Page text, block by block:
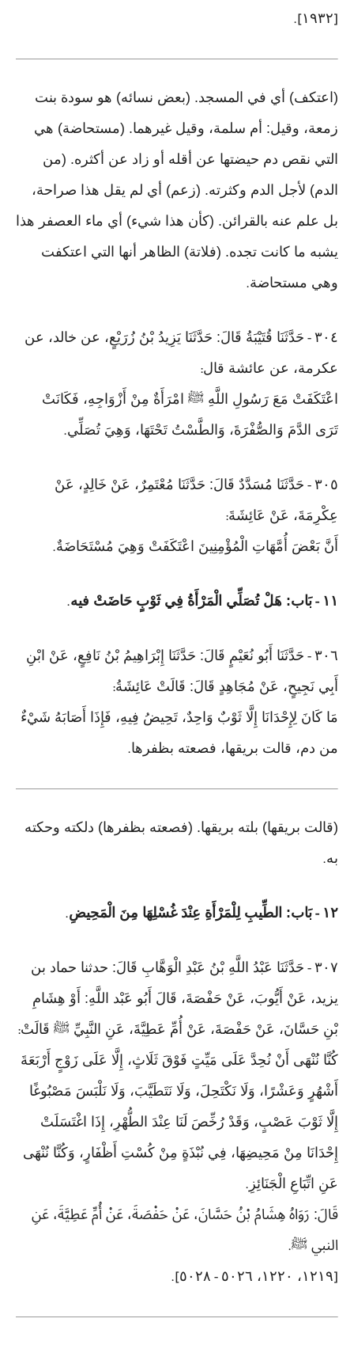
[١٩٣٢].
(اعتكف) أي في المسجد. (بعض نسائه) هو سودة بنت
زمعة، وقيل: أم سلمة، وقيل غيرهما. (مستحاضة) هي
التي نقص دم حيضتها عن أقله أو زاد عن أكثره. (من
الدم) لأجل الدم وكثرته. (زعم) أي لم يقل هذا صراحة،
بل علم عنه بالقرائن. (كأن هذا شيء) أي ماء العصفر هذا
يشبه ما كانت تجده. (فلاتة) الظاهر أنها التي اعتكفت
وهي مستحاضة.
٣٠٤ - حَدَّثَنَا قُتَيْبَةُ قَالَ: حَدَّثَنَا يَزِيدُ بْنُ زُرَيْعٍ، عن خالد، عن
عكرمة، عن عائشة قال:
اعْتَكَفَتْ مَعَ رَسُولِ اللَّهِ ﷺ امْرَأَةٌ مِنْ أَزْوَاجِهِ، فَكَانَتْ
تَرَى الدَّمَ وَالصُّفْرَةَ، وَالطَّسْتُ تَحْتَهَا، وَهِيَ تُصَلِّي.
٣٠٥ - حَدَّثَنَا مُسَدَّدٌ قَالَ: حَدَّثَنَا مُعْتَمِرٌ، عَنْ خَالِدٍ، عَنْ
عِكْرِمَةَ، عَنْ عَائِشَةَ:
أَنَّ بَعْضَ أُمَّهَاتِ الْمُؤْمِنِينَ اعْتَكَفَتْ وَهِيَ مُسْتَحَاضَةٌ.
١١ -بَاب: هَلْ تُصَلِّي الْمَرْأَةُ فِي ثَوْبٍ حَاضَتْ فيه.
٣٠٦ - حَدَّثَنَا أَبُو نُعَيْمٍ قَالَ: حَدَّثَنَا إِبْرَاهِيمُ بْنُ نَافِعٍ، عَنْ ابْنِ
أَبِي نَجِيحٍ، عَنْ مُجَاهِدٍ قَالَ: قَالَتْ عَائِشَةُ:
مَا كَانَ لِإِحْدَانَا إِلَّا ثَوْبٌ وَاحِدٌ، تَحِيضُ فِيهِ، فَإِذَا أَصَابَهُ شَيْءٌ
من دم، قالت بريقها، فصعته بظفرها.
(قالت بريقها) بلته بريقها. (فصعته بظفرها) دلكته وحكته
به.
١٢ -بَاب: الطِّيبِ لِلْمَرْأَةِ عِنْدَ غُسْلِهَا مِنَ الْمَحِيضِ.
٣٠٧ - حَدَّثَنَا عَبْدُ اللَّهِ بْنُ عَبْدِ الْوَهَّابِ قَالَ: حدثنا حماد بن
يزيد، عَنْ أَيُّوبَ، عَنْ حَفْصَةَ، قَالَ أَبُو عَبْد اللَّهِ: أَوْ هِشَامِ
بْنِ حَسَّانَ، عَنْ حَفْصَةَ، عَنْ أُمِّ عَطِيَّةَ، عَنِ النَّبِيِّ ﷺ قَالَتْ:
كُنَّا نُنْهَى أَنْ نُحِدَّ عَلَى مَيِّتٍ فَوْقَ ثَلَاثٍ، إِلَّا عَلَى زَوْجٍ أَرْبَعَةَ
أَشْهُرٍ وَعَشْرًا، وَلَا نَكْتَحِلَ، وَلَا نَتَطَيَّبَ، وَلَا نَلْبَسَ مَصْبُوغًا
إِلَّا ثَوْبَ عَصْبٍ، وَقَدْ رُخِّصَ لَنَا عِنْدَ الطُّهْرِ، إِذَا اغْتَسَلَتْ
إِحْدَانَا مِنْ مَحِيضِهَا، فِي نُبْذَةٍ مِنْ كُسْتِ أَظْفَارٍ، وَكُنَّا نُنْهَى
عَنِ اتِّبَاعِ الْجَنَائِزِ .
قَالَ: رَوَاهُ هِشَامُ بْنُ حَسَّانَ، عَنْ حَفْصَةَ، عَنْ أُمِّ عَطِيَّةَ، عَنِ
النبي ﷺ.
[١٢١٩، ١٢٢٠، ٥٠٢٦ - ٥٠٢٨].